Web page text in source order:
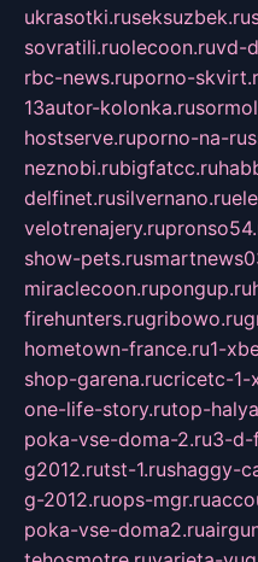
ukrasotki.ruseksuzbek.ru
sovratili.ruolecoon.ruvd-
rbc-news.ruporno-
13autor-kolonka.ru
hostserve.ruporno-na-
neznobi.rubigfatcc.ru
delfinet.rusilvernano.ru
velotrenajery.ru
show-pets.ru
miraclecoon.rupongup.ru
firehunters.rugribowo.ru
hometown-france.ru1-
shop-garena.rucricetc-1-
one-life-story.rutop-
poka-vse-doma-2.ru3-d-
g2012.rutst-1.rushaggy-
g-2012.ruops-mgr.ru
poka-vse-doma2.ru